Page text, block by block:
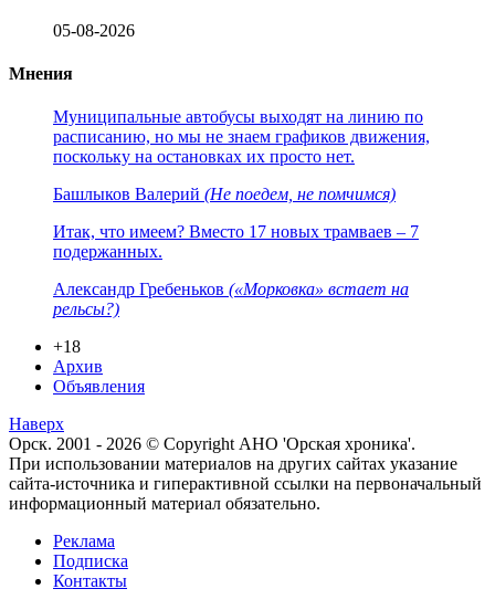
05-08-2026
Мнения
Муниципальные автобусы выходят на линию по
расписанию, но мы не знаем графиков движения,
поскольку на остановках их просто нет.
Башлыков Валерий (Не поедем, не помчимся)
Итак, что имеем? Вместо 17 новых трамваев – 7
подержанных.
Александр Гребеньков («Морковка» встает на
рельсы?)
+18
Архив
Объявления
Наверх
Орск. 2001 - 2026 © Copyright АНО 'Орская хроника'.
При использовании материалов на других сайтах указание
сайта-источника и гиперактивной ссылки на первоначальный
информационный материал обязательно.
Реклама
Подписка
Контакты